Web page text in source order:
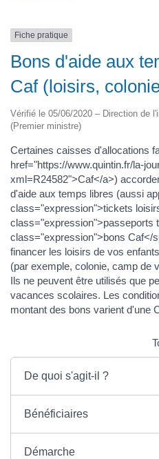
Fiche pratique
Bons d'aide aux
Caf (loisirs,
Vérifié le 05/06/2020 – Direction de
(Premier ministre)
Certaines caisses d'allocations
href="https://www.quintin.fr/la-
xml=R24582">Caf</a>)
d'aide aux temps libres (aussi
class="expression">tickets
class="expression">passeports
class="expression">bons Caf</
financer les loisirs de vos
(par exemple, colonie, camp de
Ils ne peuvent être utilisés que
vacances scolaires. Les
montant des bons varient d'une
De quoi s'agit-il ?
Bénéficiaires
Démarche